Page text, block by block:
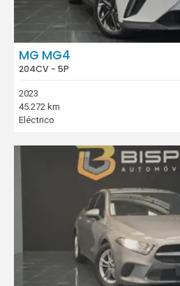
MG MG4
204CV - 5P
2023
45.272 km
Eléctrico